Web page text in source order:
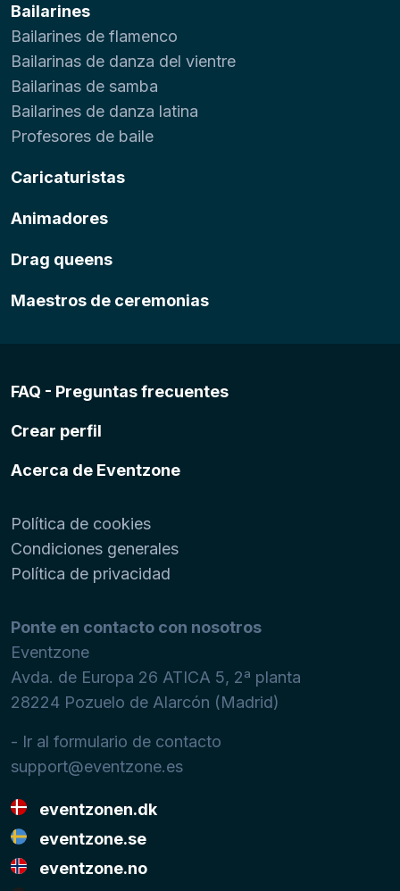
Bailarines
Bailarines de flamenco
Bailarinas de danza del vientre
Bailarinas de samba
Bailarines de danza latina
Profesores de baile
Caricaturistas
Animadores
Drag queens
Maestros de ceremonias
FAQ - Preguntas frecuentes
Crear perfil
Acerca de Eventzone
Política de cookies
Condiciones generales
Política de privacidad
Ponte en contacto con nosotros
Eventzone
Avda. de Europa 26 ATICA 5, 2ª planta
28224 Pozuelo de Alarcón (Madrid)
- Ir al formulario de contacto
support@eventzone.es
eventzonen.dk
eventzone.se
eventzone.no